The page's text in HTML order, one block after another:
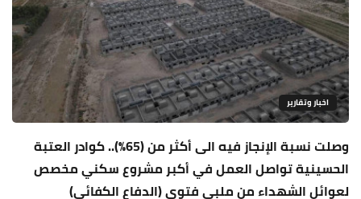
اخبار وتقارير
وصلت نسبة الإنجاز فيه الى أكثر من (65%).. كوادر العتبة
الحسينية تواصل العمل في أكبر مشروع سكني مخصص
لعوائل الشهداء من ملبي فتوى (الدفاع الكفائي)